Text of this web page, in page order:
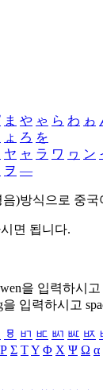
ま や ゃ ら わ ゎ
ょ ろ を
ヤ ャ ラ ワ ヮ ン
ヲ ―
음)방식으로 중
면 됩니다.
을 입력하시고
을 입력하시고
ㅱ ㅲ ㅳ ㅴ ㅵ ㅶ
Ρ Σ ΤΥ Φ Χ Ψ Ω α